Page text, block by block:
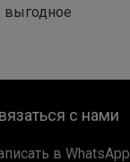
с нами
в WhatsApp